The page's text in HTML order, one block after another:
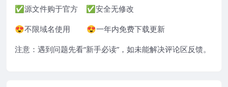
✅源文件购于官方 ✅安全无修改
😍不限域名使用 😍一年内免费下载更新
注意：遇到问题先看“新手必读”，如未能解决评论区反馈。